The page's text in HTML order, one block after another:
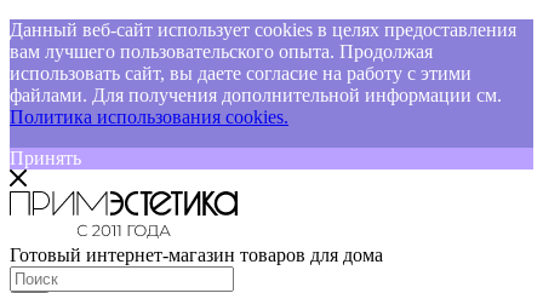
Данный веб-сайт использует cookies в целях предоставления
вам лучшего пользовательского опыта. Продолжая
использовать сайт, вы даете согласие на работу с этими
файлами. Для получения дополнительной информации см.
Политика использования cookies.
Принять
Готовый интернет-магазин товаров для дома